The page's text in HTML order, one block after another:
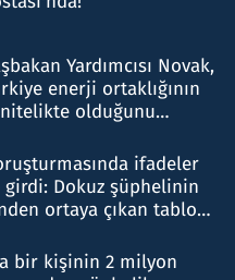
Yardımcısı Novak,
enerji ortaklığının
olduğunu
ifadeler
Dokuz şüphelinin
ortaya çıkan tablo
bir kişinin 2 milyon